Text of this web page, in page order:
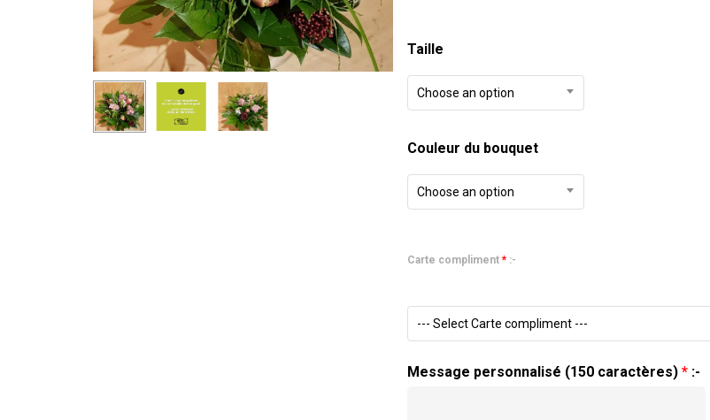
Taille
Choose an option
Couleur du bouquet
Choose an option
Carte compliment* :-
--- Select Carte compliment ---
Message personnalisé (150 caractères)* :-